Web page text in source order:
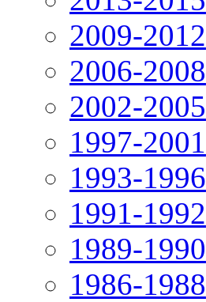
2009-2012
2006-2008
2002-2005
1997-2001
1993-1996
1991-1992
1989-1990
1986-1988